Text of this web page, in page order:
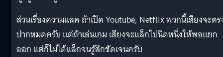
ส่วนเรื่องความแลค ถ้าเปิด Youtube, Netflix พวกนี้เสียงจะตร
ปากหมดครับ แต่ถ้าเล่นเกม เสียงจะแล็กไปนิดหนึ่งให้พอแยก
ออก แต่ก็ไม่ได้แล็กจนรู้สึกชัดเจนครับ